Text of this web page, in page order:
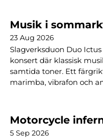
Musik i
23 Aug 2026
Slagverksduon Duo
konsert där klassisk
samtida toner. Ett
marimba, vibrafon och
Motorcycle
5 Sep 2026